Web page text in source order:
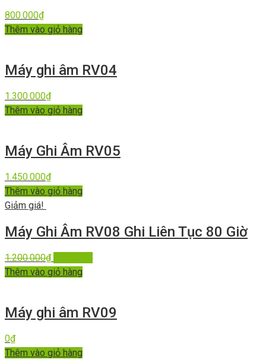
800.000₫
Thêm vào giỏ hàng
Máy ghi âm RV04
1.300.000₫
Thêm vào giỏ hàng
Máy Ghi Âm RV05
1.450.000₫
Thêm vào giỏ hàng
Giảm giá!
Máy Ghi Âm RV08 Ghi Liên Tục 80 Giờ
1.200.000₫
Thêm vào giỏ hàng
Máy ghi âm RV09
0₫
Thêm vào giỏ hàng